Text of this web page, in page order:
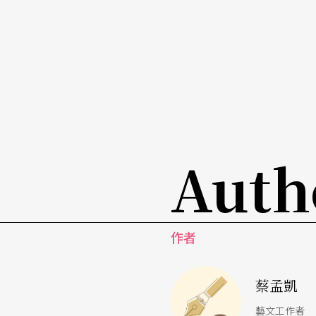
《意外》（黃瀚正作品）則是一個結合行為表
滿日用雜物的住所中聽著廣播裡一場關於理想
品便成為一部諷刺當代、階級複製的警世寓言
品）則或許是整個雲門劇場裡最「戲劇」的一
話兩造之間介於密友與親情之間的曖昧關係。
作者
蔡孟凱
藝文工作者